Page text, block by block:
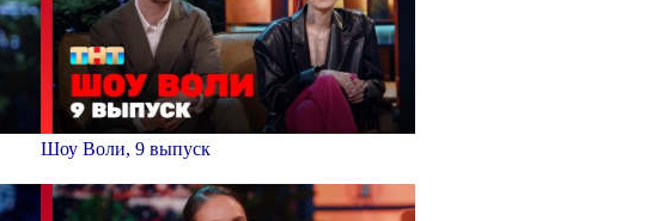
Шоу Воли, 9 выпуск